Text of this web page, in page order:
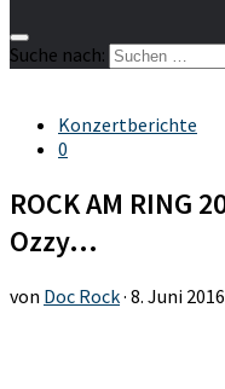
Suche nach:
Konzertberichte
0
ROCK AM RING
Ozzy…
von Doc Rock· 8. Juni 2016